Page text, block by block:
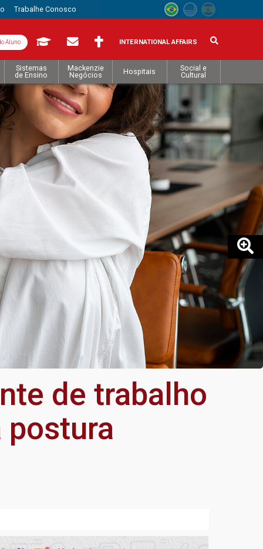
Trabalhe Conosco
Aluno INTERNATIONAL AFFAIRS
Sistemas
de Ensino
Mackenzie
Negócios
Hospitais
Social e
Cultural
de trabalho
postura